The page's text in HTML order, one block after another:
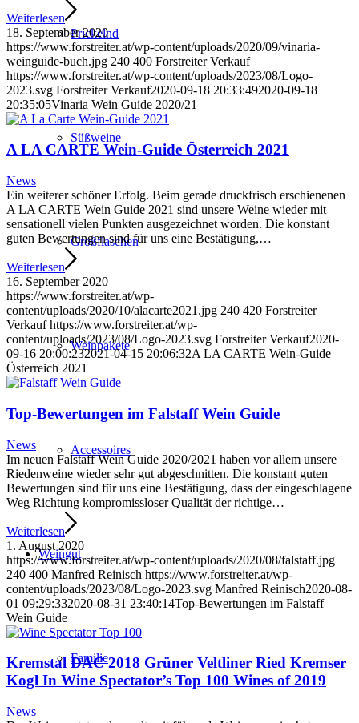
Prickelnd
Süßweine
Großflaschen
Weinpakete
Accessoires
Weingut
Familie
Weiterlesen
18. September 2020
https://www.forstreiter.at/wp-content/uploads/2020/09/vinaria-
weinguide-buch.jpg 240 400 Forstreiter Verkauf
https://www.forstreiter.at/wp-content/uploads/2023/08/Logo-
2023.svg Forstreiter Verkauf2020-09-18 20:33:492020-09-18
20:35:05Vinaria Wein Guide 2020/21
A LA CARTE Wein-Guide Österreich 2021
News
Ein weiterer schöner Erfolg. Beim gerade druckfrisch erschienenen
A LA CARTE Wein Guide 2021 sind unsere Weine wieder mit
sensationell vielen Punkten ausgezeichnet worden. Die konstant
guten Bewertungen sind für uns eine Bestätigung,…
Weiterlesen
16. September 2020
https://www.forstreiter.at/wp-
content/uploads/2020/10/alacarte2021.jpg 240 420 Forstreiter
Verkauf https://www.forstreiter.at/wp-
content/uploads/2023/08/Logo-2023.svg Forstreiter Verkauf2020-
09-16 20:00:232021-04-15 20:06:32A LA CARTE Wein-Guide
Österreich 2021
Top-Bewertungen im Falstaff Wein Guide
News
Im neuen Falstaff Wein Guide 2020/2021 haben vor allem unsere
Riedenweine wieder sehr gut abgeschnitten. Die konstant guten
Bewertungen sind für uns eine Bestätigung, dass der eingeschlagene
Weg Richtung kompromissloser Qualität der richtige…
Weiterlesen
1. August 2020
https://www.forstreiter.at/wp-content/uploads/2020/08/falstaff.jpg
240 400 Manfred Reinisch https://www.forstreiter.at/wp-
content/uploads/2023/08/Logo-2023.svg Manfred Reinisch2020-08-
01 09:29:332020-08-31 23:40:14Top-Bewertungen im Falstaff
Wein Guide
Kremstal DAC 2018 Grüner Veltliner Ried Kremser
Kogl In Wine Spectator’s Top 100 Wines of 2019
News